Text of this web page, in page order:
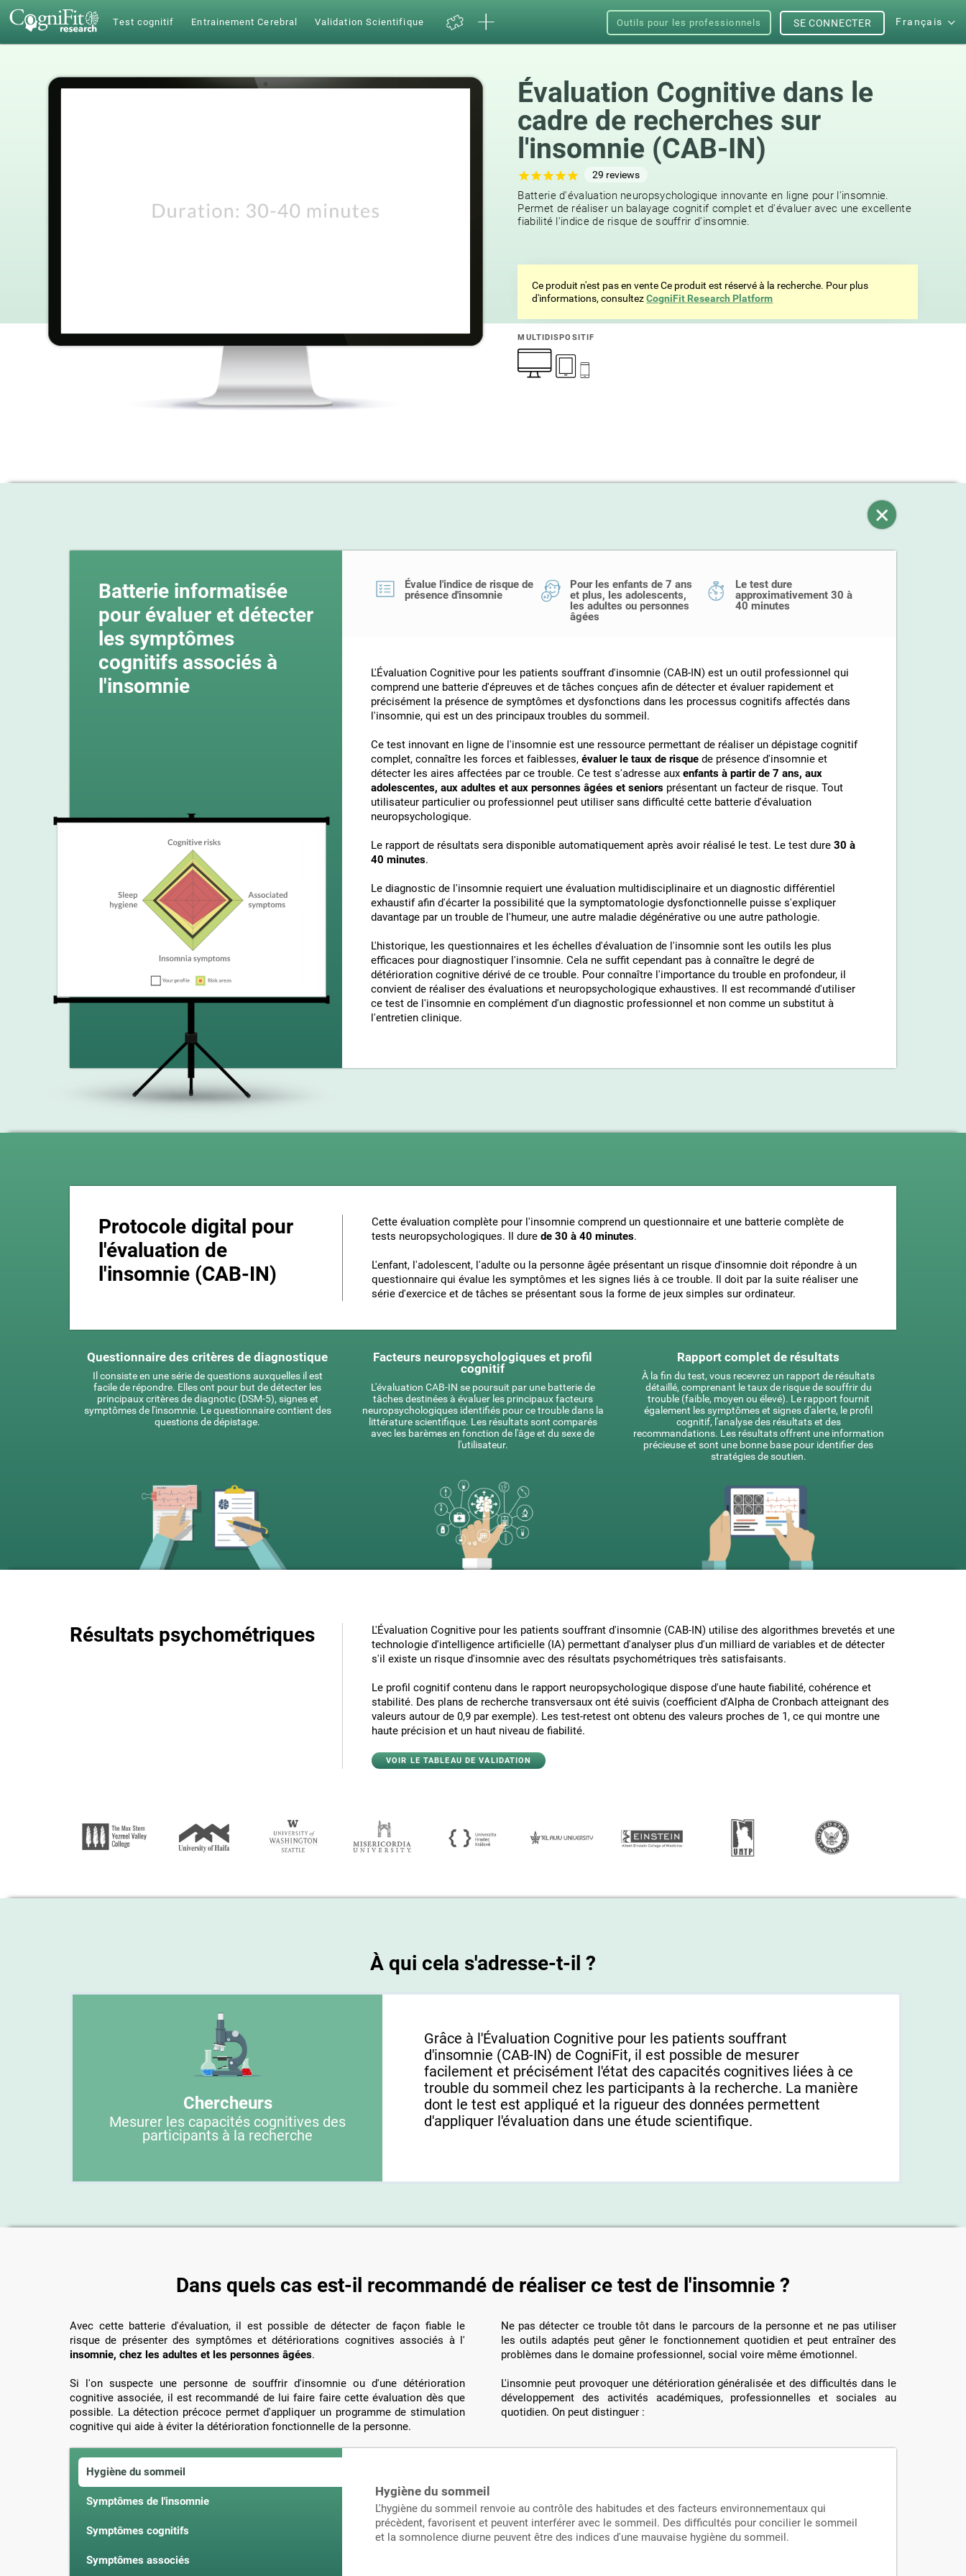
Test cognitif Entrainement Cerebral Validation Scientifique Outils pour les professionnels Français
SE CONNECTER
Évaluation Cognitive dans le
cadre de recherches sur
l'insomnie (CAB-IN)
29 reviews
Batterie d'évaluation neuropsychologique innovante en ligne pour l'insomnie.
Permet de réaliser un balayage cognitif complet et d'évaluer avec une excellente
fiabilité l'indice de risque de souffrir d'insomnie.
Ce produit n'est pas en vente Ce produit est réservé à la recherche. Pour plus
d'informations, consultezCogniFit Research Platform
MULTIDISPOSITIF
Batterie informatisée
pour évaluer et détecter
les symptômes
cognitifs associés à
l'insomnie
Évalue l'indice de risque de
présence d'insomnie
Pour les enfants de 7 ans
et plus, les adolescents,
les adultes ou personnes
âgées
Le test dure
approximativement 30 à
40 minutes
L'Évaluation Cognitive pour les patients souffrant d'insomnie (CAB-IN) est un outil professionnel qui
comprend une batterie d'épreuves et de tâches conçues afin de détecter et évaluer rapidement et
précisément la présence de symptômes et dysfonctions dans les processus cognitifs affectés dans
l'insomnie, qui est un des principaux troubles du sommeil.
Ce test innovant en ligne de l'insomnie est une ressource permettant de réaliser un dépistage cognitif
complet, connaître les forces et faiblesses, évaluer le taux de risque de présence d'insomnie et
détecter les aires affectées par ce trouble. Ce test s'adresse aux enfants à partir de 7 ans, aux
adolescentes, aux adultes et aux personnes âgées et seniors présentant un facteur de risque. Tout
utilisateur particulier ou professionnel peut utiliser sans difficulté cette batterie d'évaluation
neuropsychologique.
Le rapport de résultats sera disponible automatiquement après avoir réalisé le test. Le test dure 30 à
40 minutes.
Le diagnostic de l'insomnie requiert une évaluation multidisciplinaire et un diagnostic différentiel
exhaustif afin d'écarter la possibilité que la symptomatologie dysfonctionnelle puisse s'expliquer
davantage par un trouble de l'humeur, une autre maladie dégénérative ou une autre pathologie.
L'historique, les questionnaires et les échelles d'évaluation de l'insomnie sont les outils les plus
efficaces pour diagnostiquer l'insomnie. Cela ne suffit cependant pas à connaître le degré de
détérioration cognitive dérivé de ce trouble. Pour connaître l'importance du trouble en profondeur, il
convient de réaliser des évaluations et neuropsychologique exhaustives. Il est recommandé d'utiliser
ce test de l'insomnie en complément d'un diagnostic professionnel et non comme un substitut à
l'entretien clinique.
Protocole digital pour
l'évaluation de
l'insomnie (CAB-IN)
Cette évaluation complète pour l'insomnie comprend un questionnaire et une batterie complète de
tests neuropsychologiques. Il dure de 30 à 40 minutes.
L'enfant, l'adolescent, l'adulte ou la personne âgée présentant un risque d'insomnie doit répondre à un
questionnaire qui évalue les symptômes et les signes liés à ce trouble. Il doit par la suite réaliser une
série d'exercice et de tâches se présentant sous la forme de jeux simples sur ordinateur.
Questionnaire des critères de diagnostique
Il consiste en une série de questions auxquelles il est
facile de répondre. Elles ont pour but de détecter les
principaux critères de diagnotic (DSM-5), signes et
symptômes de l'insomnie. Le questionnaire contient des
questions de dépistage.
Facteurs neuropsychologiques et profil
cognitif
L'évaluation CAB-IN se poursuit par une batterie de
tâches destinées à évaluer les principaux facteurs
neuropsychologiques identifiés pour ce trouble dans la
littérature scientifique. Les résultats sont comparés
avec les barèmes en fonction de l'âge et du sexe de
l'utilisateur.
Rapport complet de résultats
À la fin du test, vous recevrez un rapport de résultats
détaillé, comprenant le taux de risque de souffrir du
trouble (faible, moyen ou élevé). Le rapport fournit
également les symptômes et signes d'alerte, le profil
cognitif, l'analyse des résultats et des
recommandations. Les résultats offrent une information
précieuse et sont une bonne base pour identifier des
stratégies de soutien.
Résultats psychométriques
L'Évaluation Cognitive pour les patients souffrant d'insomnie (CAB-IN) utilise des algorithmes brevetés et une
technologie d'intelligence artificielle (IA) permettant d'analyser plus d'un milliard de variables et de détecter
s'il existe un risque d'insomnie avec des résultats psychométriques très satisfaisants.
Le profil cognitif contenu dans le rapport neuropsychologique dispose d'une haute fiabilité, cohérence et
stabilité. Des plans de recherche transversaux ont été suivis (coefficient d'Alpha de Cronbach atteignant des
valeurs autour de 0,9 par exemple). Les test-retest ont obtenu des valeurs proches de 1, ce qui montre une
haute précision et un haut niveau de fiabilité.
VOIR LE TABLEAU DE VALIDATION
À qui cela s'adresse-t-il ?
Chercheurs
Mesurer les capacités cognitives des
participants à la recherche
Grâce à l'Évaluation Cognitive pour les patients souffrant
d'insomnie (CAB-IN) de CogniFit, il est possible de mesurer
facilement et précisément l'état des capacités cognitives liées à ce
trouble du sommeil chez les participants à la recherche. La manière
dont le test est appliqué et la rigueur des données permettent
d'appliquer l'évaluation dans une étude scientifique.
Dans quels cas est-il recommandé de réaliser ce test de l'insomnie ?
Avec cette batterie d'évaluation, il est possible de détecter de façon fiable le
risque de présenter des symptômes et détériorations cognitives associés à l'
insomnie, chez les adultes et les personnes âgées.
Si l'on suspecte une personne de souffrir d'insomnie ou d'une détérioration
cognitive associée, il est recommandé de lui faire faire cette évaluation dès que
possible. La détection précoce permet d'appliquer un programme de stimulation
cognitive qui aide à éviter la détérioration fonctionnelle de la personne.
Ne pas détecter ce trouble tôt dans le parcours de la personne et ne pas utiliser
les outils adaptés peut gêner le fonctionnement quotidien et peut entraîner des
problèmes dans le domaine professionnel, social voire même émotionnel.
L'insomnie peut provoquer une détérioration généralisée et des difficultés dans le
développement des activités académiques, professionnelles et sociales au
quotidien. On peut distinguer :
Hygiène du sommeil
Symptômes de l'insomnie
Symptômes cognitifs
Symptômes associés
Hygiène du sommeil
L'hygiène du sommeil renvoie au contrôle des habitudes et des facteurs environnementaux qui
précèdent, favorisent et peuvent interférer avec le sommeil. Des difficultés pour concilier le sommeil
et la somnolence diurne peuvent être des indices d'une mauvaise hygiène du sommeil.